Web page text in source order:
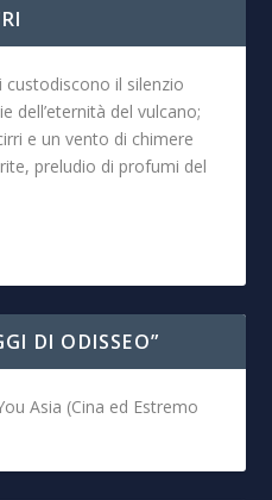
il silenzio
dell’eternità del vulcano;
e un vento di chimere
preludio di profumi del
DI ODISSEO”
Asia (Cina ed Estremo